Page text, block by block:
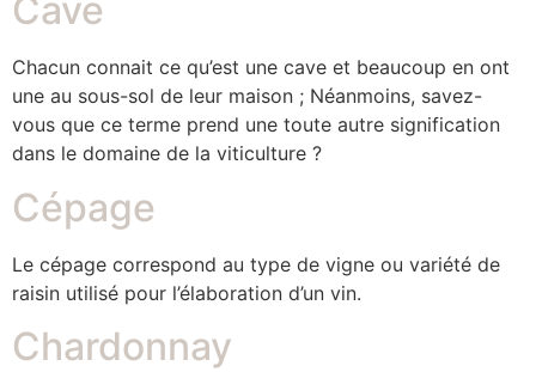
Cave
Chacun connait ce qu’est une cave et beaucoup en ont
une au sous-sol de leur maison ; Néanmoins, savez-
vous que ce terme prend une toute autre signification
dans le domaine de la viticulture ?
Cépage
Le cépage correspond au type de vigne ou variété de
raisin utilisé pour l’élaboration d’un vin.
Chardonnay